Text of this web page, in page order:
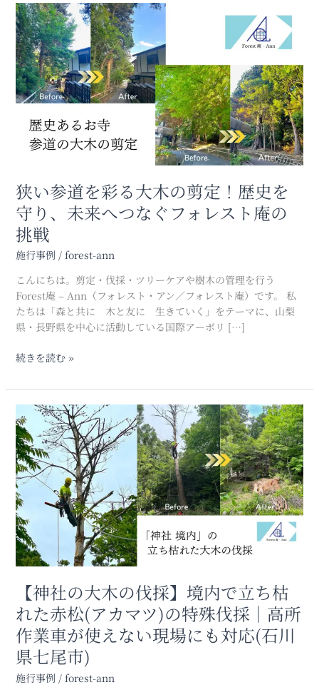
狭い参道を彩る大木の剪定！歴史を
守り、未来へつなぐフォレスト庵の
挑戦
施行事例 / forest-ann
こんにちは。剪定・伐採・ツリーケアや樹木の管理を行う
Forest庵 – Ann（フォレスト・アン／フォレスト庵）です。 私
たちは「森と共に 木と友に 生きていく」をテーマに、山梨
県・長野県を中心に活動している国際アーボリ […]
狭
い
参
道
を
彩
る
定！
歴
史
を
守
り、
未
来
へ
つ
ぐ
ォ
レ
ス
ト
庵
の
挑
戦
続きを読む »
【神社の大木の伐採】境内で立ち枯
れた赤松(アカマツ)の特殊伐採｜高所
作業車が使えない現場にも対応(石川
県七尾市)
施行事例 / forest-ann
【神
社
の
大
木
の
伐
採】
境
内
で
枯
れ
た
赤
松